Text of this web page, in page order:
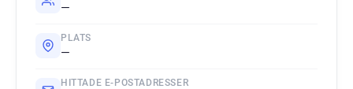
—
PLATS
—
HITTADE E-POSTADRESSER